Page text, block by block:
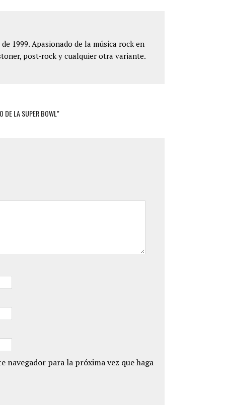
1999. Apasionado de la música rock en
post-rock y cualquier otra variante.
DE LA SUPER BOWL"
navegador para la próxima vez que haga